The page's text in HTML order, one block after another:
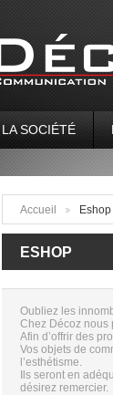
LA SOCIÉTÉ
Accueil Eshop
ESHOP
Oubliez les
Chez Décoz nous
Afin d’offrir des
Vos objets de
l’esthétisme.
Ils seront en
désirez remercier.